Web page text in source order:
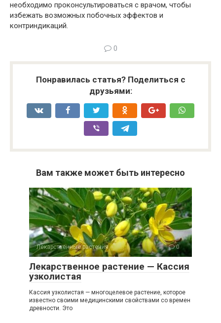
необходимо проконсультироваться с врачом, чтобы
избежать возможных побочных эффектов и
контриндикаций.
0
Понравилась статья? Поделиться с
друзьями:
Вам также может быть интересно
Лекарственные растения 0
Лекарственное растение — Кассия
узколистая
Кассия узколистая — многоцелевое растение, которое
известно своими медицинскими свойствами со времен
древности. Это